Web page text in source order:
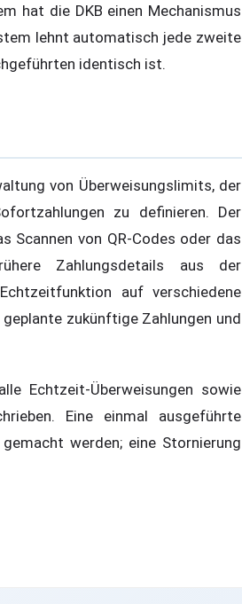
hat die DKB einen Mechanismus
lehnt automatisch jede zweite
identisch ist.
von Überweisungslimits, der
zu definieren. Der
Scannen von QR-Codes oder das
Zahlungsdetails aus der
auf verschiedene
zukünftige Zahlungen und
Echtzeit-Überweisungen sowie
Eine einmal ausgeführte
werden; eine Stornierung